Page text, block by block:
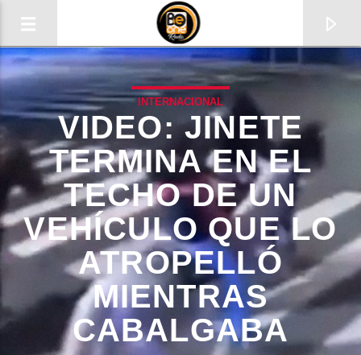
CURRENT TRACK
TITLE
ARTIST
INTERNACIONAL
VIDEO: JINETE
TERMINA EN EL
TECHO DE UN
VEHÍCULO QUE LO
ATROPELLÓ
MIENTRAS
CABALGABA